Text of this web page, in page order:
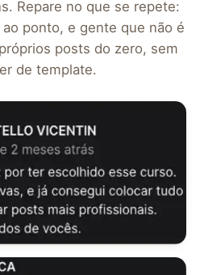
Repare no que se repete:
ponto, e gente que não é
posts do zero, sem
de template.